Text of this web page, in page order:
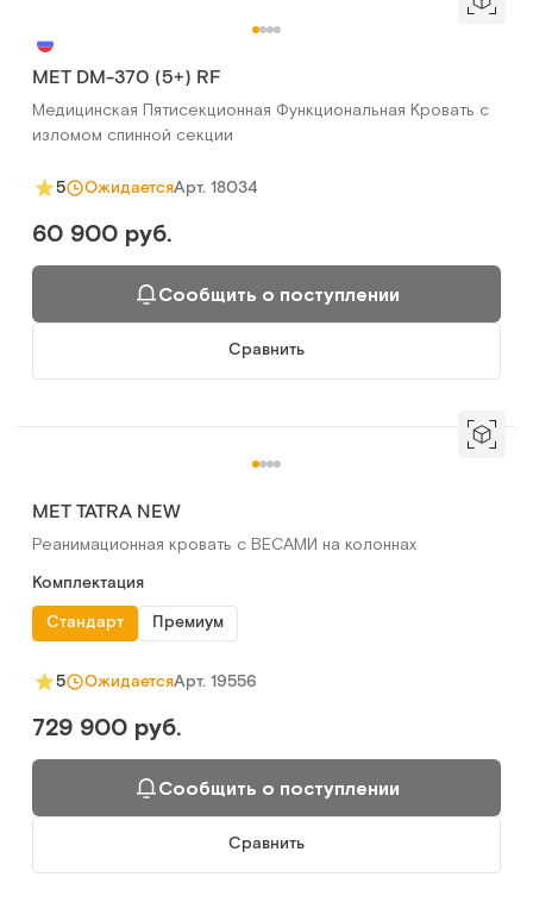
MET DM-370 (5+) RF
Медицинская Пятисекционная Функциональная Кровать с
изломом спинной секции
5 ОжидаетсяАрт. 18034
60 900 руб.
Сообщить о поступлении
Сравнить
MET TATRA NEW
Реанимационная кровать с ВЕСАМИ на колоннах
Комплектация
Стандарт
Премиум
5 ОжидаетсяАрт. 19556
729 900 руб.
Сообщить о поступлении
Сравнить